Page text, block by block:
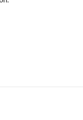
смартфон Palm